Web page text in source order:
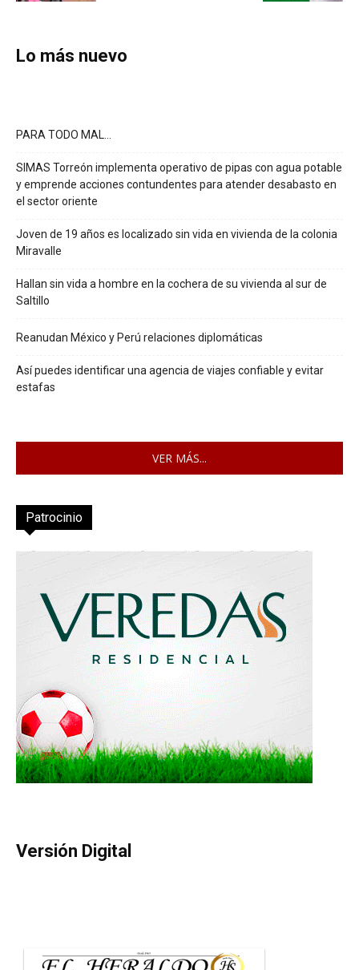
Lo más nuevo
PARA TODO MAL…
SIMAS Torreón implementa operativo de pipas con agua potable
y emprende acciones contundentes para atender desabasto en
el sector oriente
Joven de 19 años es localizado sin vida en vivienda de la colonia
Miravalle
Hallan sin vida a hombre en la cochera de su vivienda al sur de
Saltillo
Reanudan México y Perú relaciones diplomáticas
Así puedes identificar una agencia de viajes confiable y evitar
estafas
VER MÁS...
Patrocinio
Versión Digital